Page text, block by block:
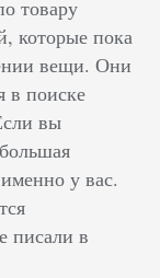
товару
которые пока
вещи. Они
в поиске
вы
у вас.
писали в